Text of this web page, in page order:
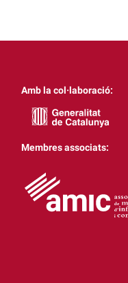
Amb la col·laboració:
Membres associats: